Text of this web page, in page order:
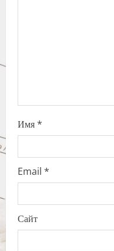
Имя*
Email *
Сайт